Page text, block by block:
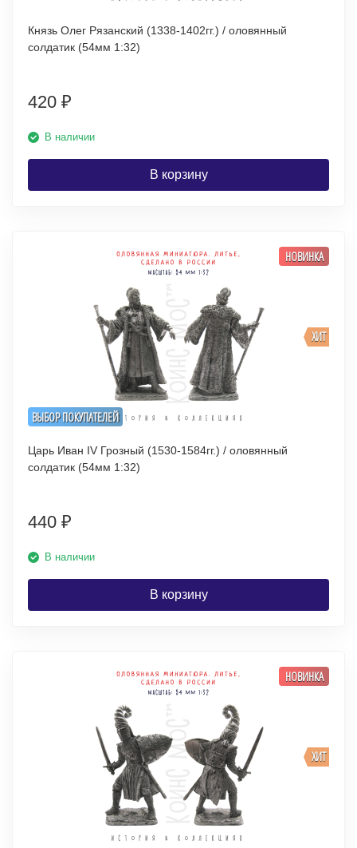
Князь Олег Рязанский (1338-1402гг.) / оловянный
солдатик (54мм 1:32)
420 ₽
В наличии
В корзину
ВЫБОР ПОКУПАТЕЛЕЙ
ХИТ
НОВИНКА
Царь Иван IV Грозный (1530-1584гг.) / оловянный
солдатик (54мм 1:32)
440 ₽
В наличии
В корзину
ХИТ
НОВИНКА